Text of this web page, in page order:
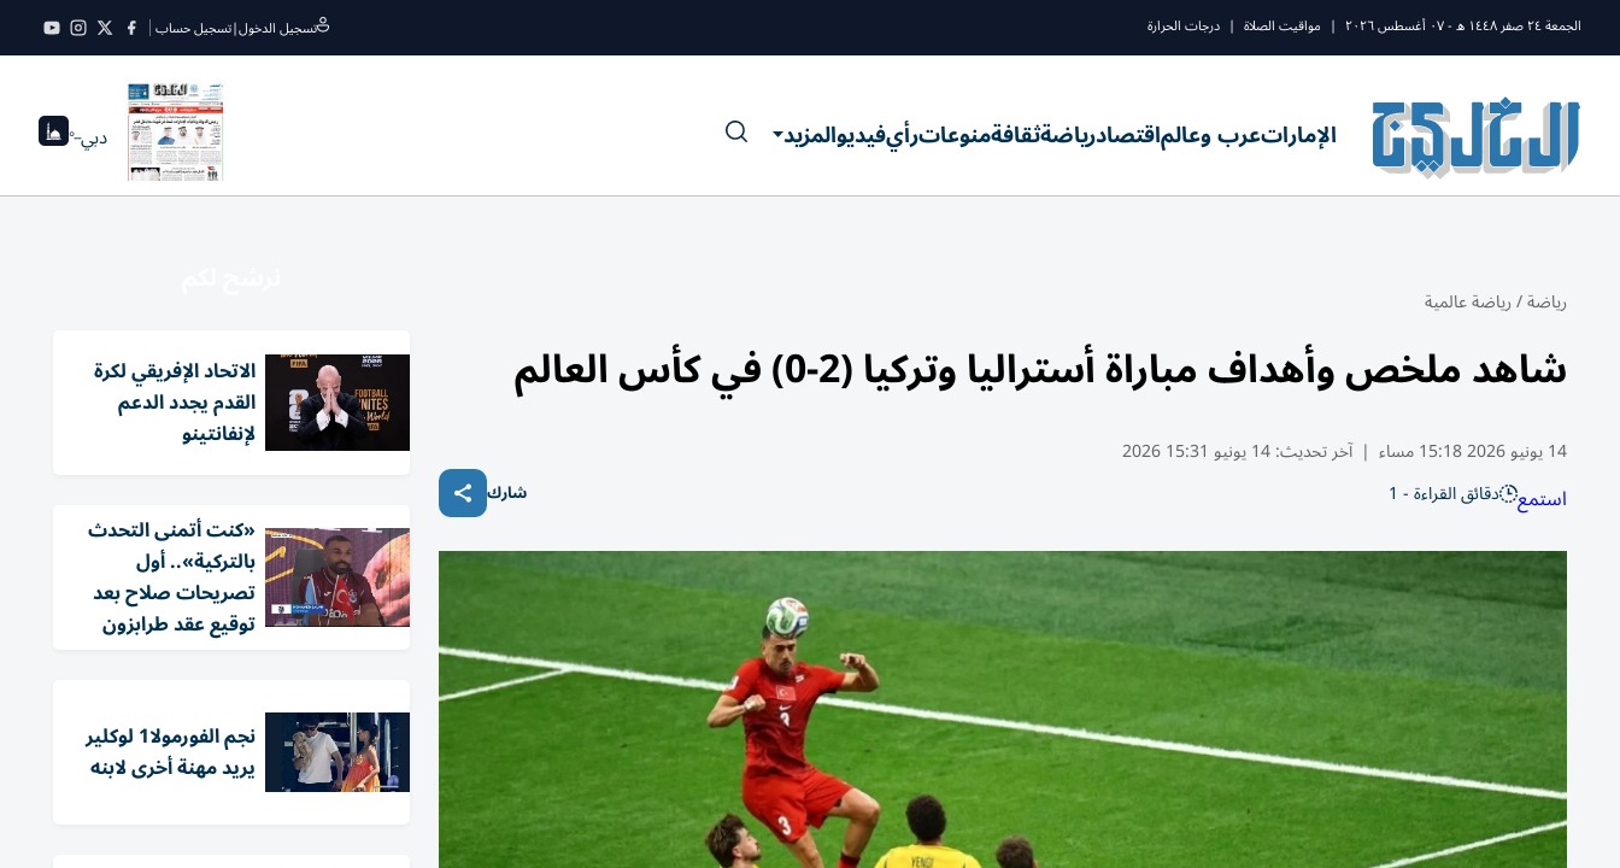
الجمعة ٢٤ صفر ١٤٤٨ ه - ٠٧ أغسطس ٢٠٢٦ | مواقيت الصلاة | درجات الحرارة تسجيل الدخول|تسجيل حساب
الإماراتعرب وعالماقتصادرياضةثقافةمنوعاترأيفيديوالمزيد دبي--°
رياضة/رياضة عالمية
شاهد ملخص وأهداف مباراة أستراليا وتركيا (2-0) في كأس العالم
14 يونيو 2026 15:18 مساء | آخر تحديث:14 يونيو 15:31 2026
استمع دقائق القراءة - 1 شارك
الاتحاد الإفريقي لكرة
القدم يجدد الدعم
لإنفانتينو
«كنت أتمنى التحدث
بالتركية».. أول
تصريحات صلاح بعد
توقيع عقد طرابزون
نجم الفورمولا1 لوكلير
يريد مهنة أخرى لابنه